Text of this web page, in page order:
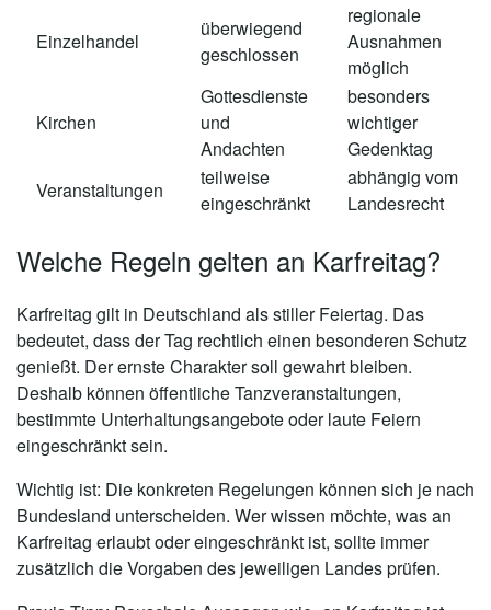
Einzelhandel
überwiegend
geschlossen
regionale
Ausnahmen
möglich
Kirchen
Gottesdienste
und
Andachten
besonders
wichtiger
Gedenktag
Veranstaltungen
teilweise
eingeschränkt
abhängig vom
Landesrecht
Welche Regeln gelten an Karfreitag?
Karfreitag gilt in Deutschland alsstiller Feiertag. Das
bedeutet, dass der Tag rechtlich einen besonderen Schutz
genießt. Der ernste Charakter soll gewahrt bleiben.
Deshalb können öffentliche Tanzveranstaltungen,
bestimmte Unterhaltungsangebote oder laute Feiern
eingeschränkt sein.
Wichtig ist: Die konkreten Regelungen können sich je nach
Bundesland unterscheiden. Wer wissen möchte, was an
Karfreitag erlaubt oder eingeschränkt ist, sollte immer
zusätzlich die Vorgaben des jeweiligen Landes prüfen.